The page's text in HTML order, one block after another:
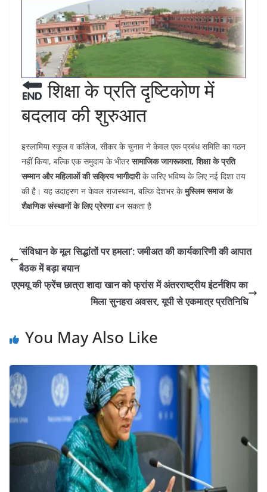
शिक्षा के प्रति दृष्टिकोण में
बदलाव की शुरुआत
इस्लामिया स्कूल व कॉलेज, सीकर के चुनाव ने केवल एक प्रबंध समिति का गठन
नहीं किया, बल्कि एक समुदाय के भीतरसामाजिक जागरूकता, शिक्षा के प्रति
सम्मान और महिलाओं की सक्रिय भागीदारीके जरिए भविष्य के लिए नई दिशा तय
की है। यह उदाहरण न केवल राजस्थान, बल्कि देशभर केमुस्लिम समाज के
शैक्षणिक संस्थानों के लिए प्रेरणाबन सकता है
‘संविधान के मूल सिद्धांतों पर हमला’: जमीअत की कार्यकारिणी की आपात
बैठक में बड़ा बयान
एएमयू की फ्रेंच छात्रा शादा खान को फ्रांस में अंतरराष्ट्रीय इंटर्नशिप का
मिला सुनहरा अवसर, यूपी से एकमात्र प्रतिनिधि
You May Also Like